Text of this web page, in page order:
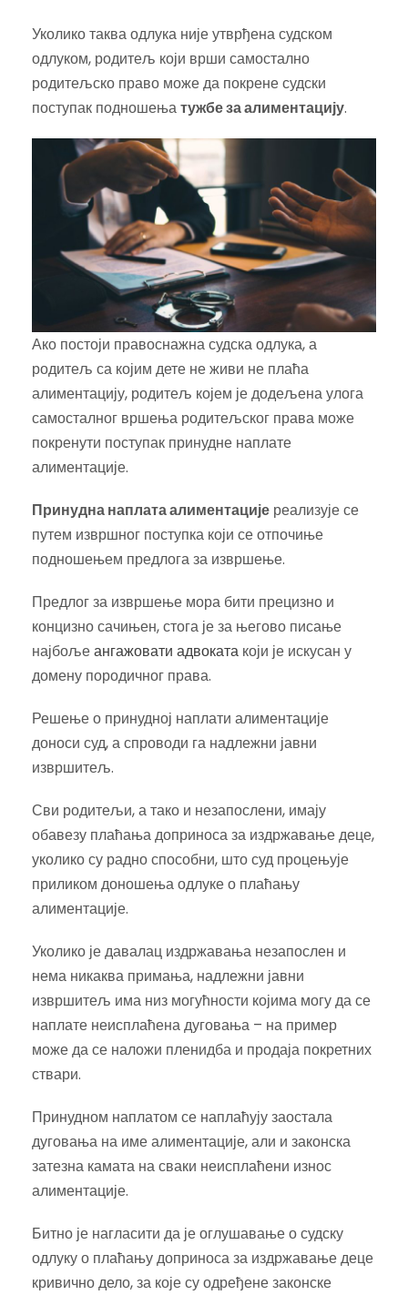
Уколико таква одлука није утврђена судском
одлуком, родитељ који врши самостално
родитељско право може да покрене судски
поступак подношењатужбе за алиментацију.
Ако постоји правоснажна судска одлука, а
родитељ са којим дете не живи не плаћа
алиментацију, родитељ којем је додељена улога
самосталног вршења родитељског права може
покренути поступак принудне наплате
алиментације.
Принудна наплата алиментације реализује се
путем извршног поступка који се отпочиње
подношењем предлога за извршење.
Предлог за извршење мора бити прецизно и
концизно сачињен, стога је за његово писање
најбољеангажовати адвоката који је искусан у
домену породичног права.
Решење о принудној наплати алиментације
доноси суд, а спроводи га надлежни јавни
извршитељ.
Сви родитељи, а тако и незапослени, имају
обавезу плаћања доприноса за издржавање деце,
уколико су радно способни, што суд процењује
приликом доношења одлуке о плаћању
алиментације.
Уколико је давалац издржавања незапослен и
нема никаква примања, надлежни јавни
извршитељ има низ могућности којима могу да се
наплате неисплаћена дуговања – на пример
може да се наложи пленидба и продаја покретних
ствари.
Принудном наплатом се наплаћују заостала
дуговања на име алиментације, али и законска
затезна камата на сваки неисплаћени износ
алиментације.
Битно је нагласити да је оглушавање о судску
одлуку о плаћању доприноса за издржавање деце
кривично дело, за које су одређене законске